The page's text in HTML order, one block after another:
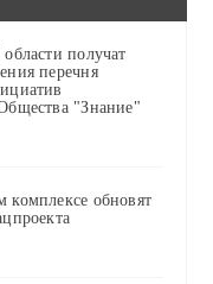
получат
перечня
"Знание"
комплексе обновят